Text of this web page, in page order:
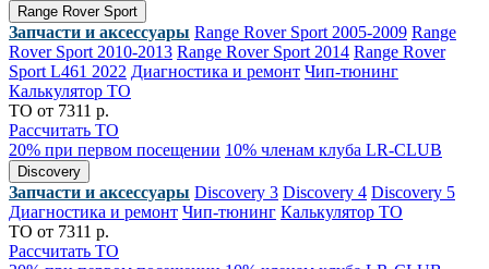
Range Rover Sport
Запчасти и аксессуары Range Rover Sport 2005-2009 Range
Rover Sport 2010-2013 Range Rover Sport 2014 Range Rover
Sport L461 2022 Диагностика и ремонт Чип-тюнинг
Калькулятор ТО
ТО от 7311 р.
Рассчитать ТО
20% при первом посещении 10% членам клуба LR-CLUB
Discovery
Запчасти и аксессуары Discovery 3 Discovery 4 Discovery 5
Диагностика и ремонт Чип-тюнинг Калькулятор ТО
ТО от 7311 р.
Рассчитать ТО